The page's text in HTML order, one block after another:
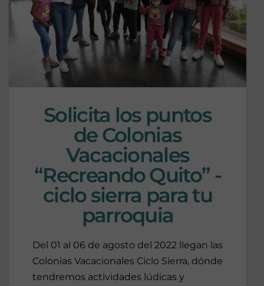
Solicita los puntos
de Colonias
Vacacionales
“Recreando Quito” -
ciclo sierra para tu
parroquia
Del 01 al 06 de agosto del 2022 llegan las
Colonias Vacacionales Ciclo Sierra, dónde
tendremos actividades lúdicas y